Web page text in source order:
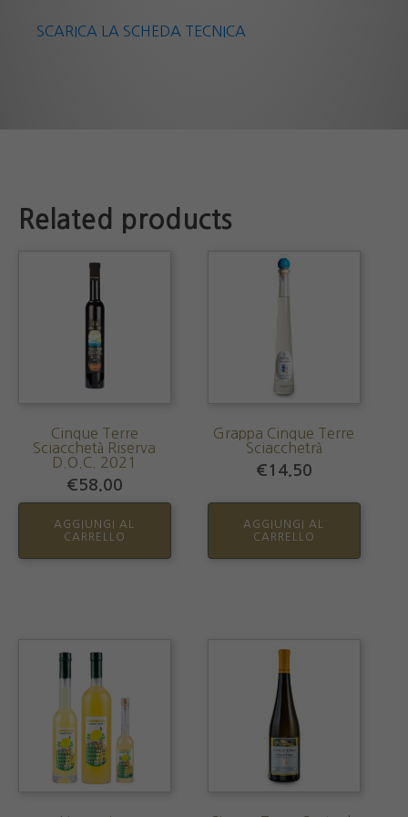
SCARICA LA SCHEDA TECNICA
Related products
Cinque Terre
Sciacchetà Riserva
D.O.C. 2021
€58.00
AGGIUNGI AL
CARRELLO
Grappa Cinque Terre
Sciacchetrà
€14.50
AGGIUNGI AL
CARRELLO
Questo
varianti.
opzioni